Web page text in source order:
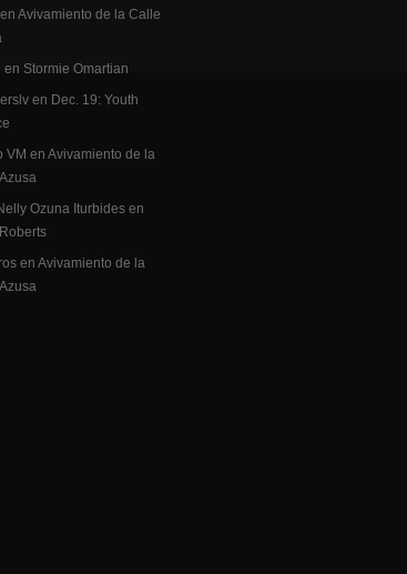
en Avivamiento de la Calle
en Stormie Omartian
en Dec. 19: Youth
VM en Avivamiento de la
Ozuna Iturbides en
en Avivamiento de la